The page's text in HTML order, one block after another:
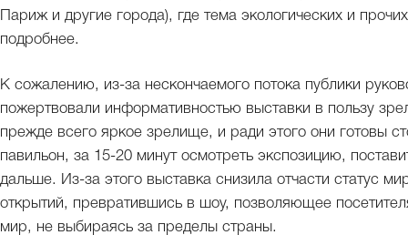
Париж и другие города), где тема экологических и
подробнее.
К сожалению, из-за нескончаемого потока публики
пожертвовали информативностью выставки в пользу
прежде всего яркое зрелище, и ради этого они готовы
павильон, за 15-20 минут осмотреть экспозицию,
дальше. Из-за этого выставка снизила отчасти статус
открытий, превратившись в шоу, позволяющее
мир, не выбираясь за пределы страны.